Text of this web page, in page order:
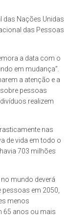
das Nações Unidas
das Pessoas
a data com o
em mudança”.
a atenção e a
pessoas
realizem
nas
de vida em todo o
703 milhões
mundo deverá
em 2050,
menos
65 anos ou mais